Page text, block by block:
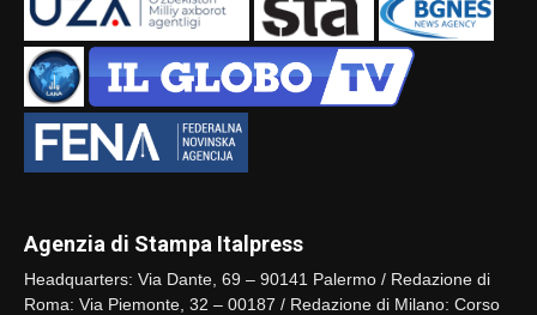
Agenzia di Stampa Italpress
Headquarters: Via Dante, 69 – 90141 Palermo / Redazione di
Roma: Via Piemonte, 32 – 00187 / Redazione di Milano: Corso